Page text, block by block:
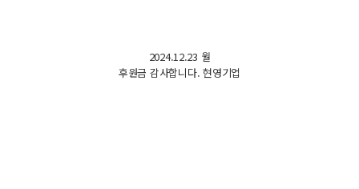
2024.12.23 월
후원금 감사합니다. 현영기업